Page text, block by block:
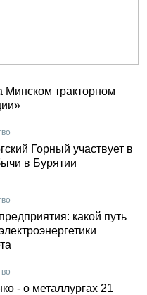
Минском тракторном
Горный участвует в
в Бурятии
какой путь
- о металлургах 21